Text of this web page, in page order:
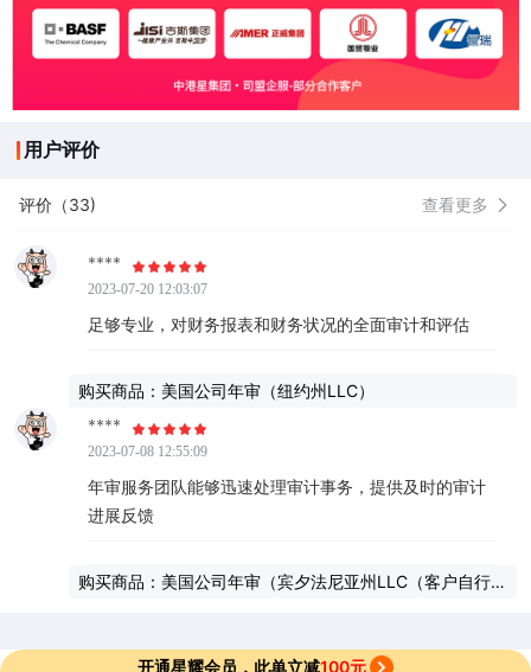
用户评价
评价（33) 查看更多
****
2023-07-20 12:03:07
足够专业，对财务报表和财务状况的全面审计和评估
购买商品：美国公司年审（纽约州LLC）
****
2023-07-08 12:55:09
年审服务团队能够迅速处理审计事务，提供及时的审计
进展反馈
购买商品：美国公司年审（宾夕法尼亚州LLC（客户自行提
开通星耀会员，此单立减100元